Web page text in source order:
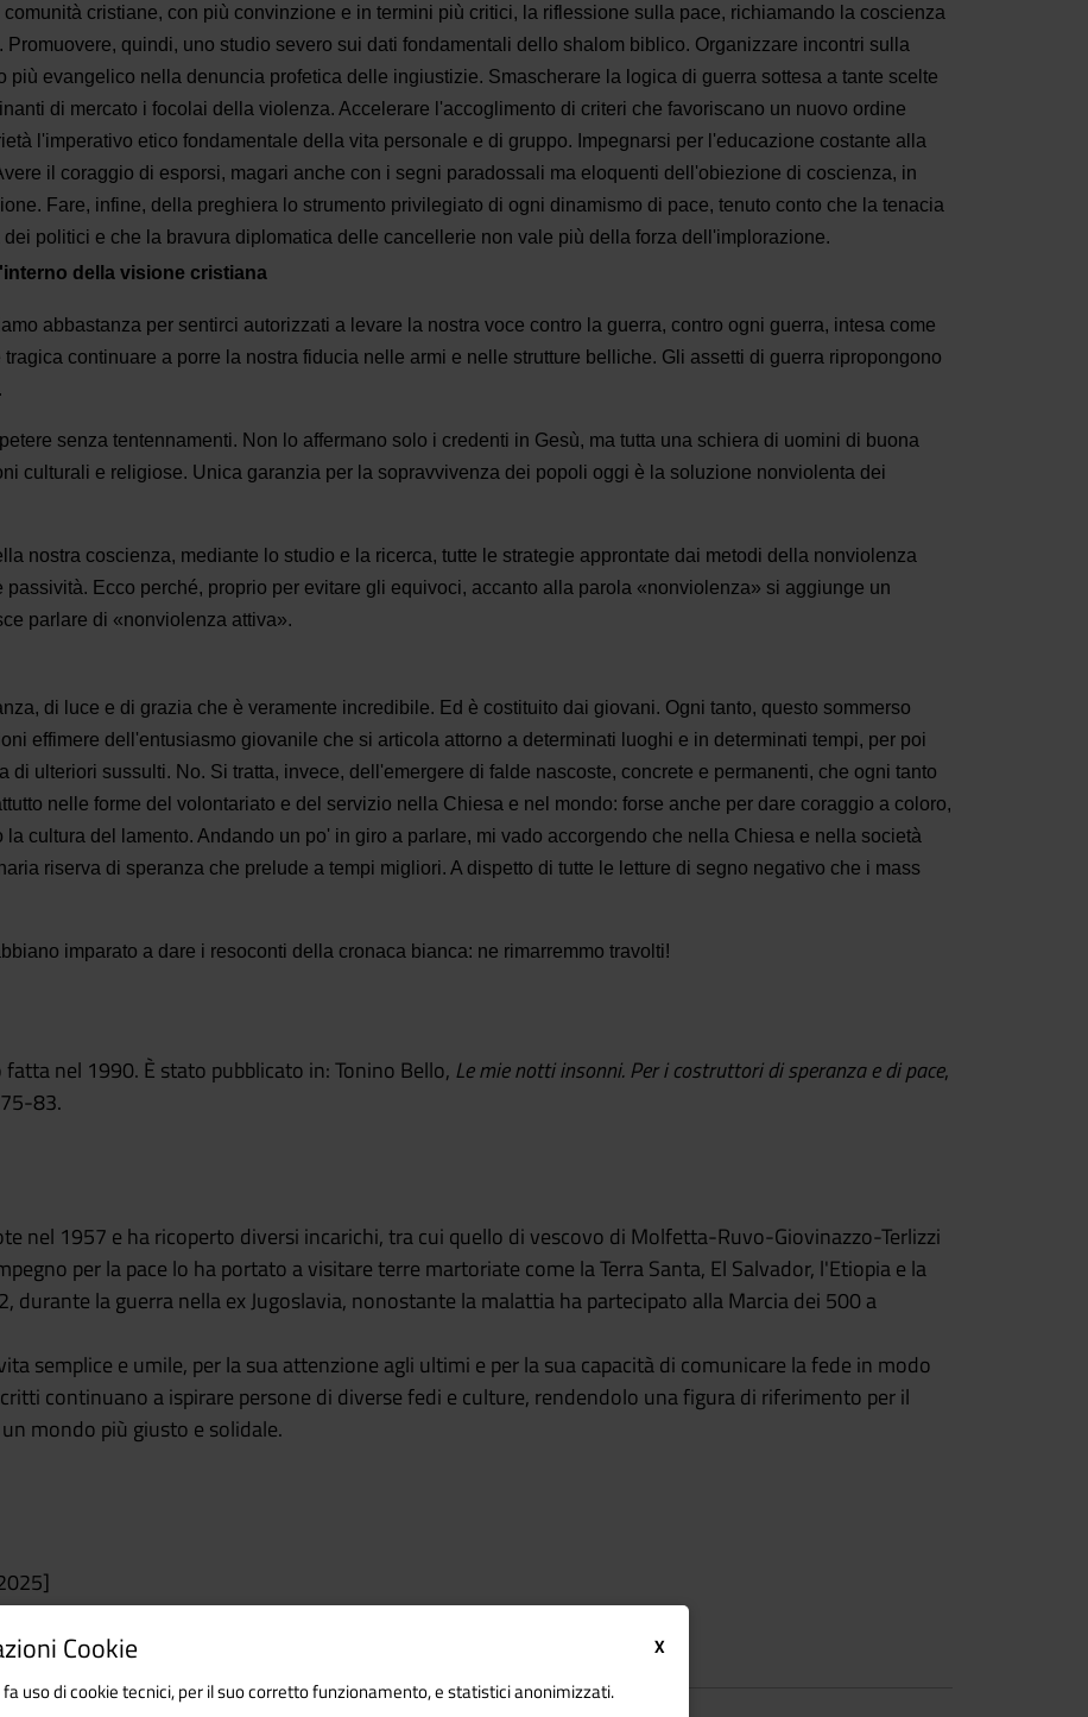
cristiane, con più convinzione e in termini più critici, la riflessione sulla pace, richiamando la coscienza
quindi, uno studio severo sui dati fondamentali dello shalom biblico. Organizzare incontri sulla
evangelico nella denuncia profetica delle ingiustizie. Smascherare la logica di guerra sottesa a tante scelte
di mercato i focolai della violenza. Accelerare l'accoglimento di criteri che favoriscano un nuovo ordine
l'imperativo etico fondamentale della vita personale e di gruppo. Impegnarsi per l'educazione costante alla
il coraggio di esporsi, magari anche con i segni paradossali ma eloquenti dell'obiezione di coscienza, in
Fare, infine, della preghiera lo strumento privilegiato di ogni dinamismo di pace, tenuto conto che la tenacia
politici e che la bravura diplomatica delle cancellerie non vale più della forza dell'implorazione.
della visione cristiana
abbastanza per sentirci autorizzati a levare la nostra voce contro la guerra, contro ogni guerra, intesa come
continuare a porre la nostra fiducia nelle armi e nelle strutture belliche. Gli assetti di guerra ripropongono
senza tentennamenti. Non lo affermano solo i credenti in Gesù, ma tutta una schiera di uomini di buona
culturali e religiose. Unica garanzia per la sopravvivenza dei popoli oggi è la soluzione nonviolenta dei
nostra coscienza, mediante lo studio e la ricerca, tutte le strategie approntate dai metodi della nonviolenza
Ecco perché, proprio per evitare gli equivoci, accanto alla parola «nonviolenza» si aggiunge un
parlare di «nonviolenza attiva».
di luce e di grazia che è veramente incredibile. Ed è costituito dai giovani. Ogni tanto, questo sommerso
effimere dell'entusiasmo giovanile che si articola attorno a determinati luoghi e in determinati tempi, per poi
di ulteriori sussulti. No. Si tratta, invece, dell'emergere di falde nascoste, concrete e permanenti, che ogni tanto
nelle forme del volontariato e del servizio nella Chiesa e nel mondo: forse anche per dare coraggio a coloro,
cultura del lamento. Andando un po' in giro a parlare, mi vado accorgendo che nella Chiesa e nella società
riserva di speranza che prelude a tempi migliori. A dispetto di tutte le letture di segno negativo che i mass
imparato a dare i resoconti della cronaca bianca: ne rimarremmo travolti!
nel 1990. È stato pubblicato in: Tonino Bello, Le mie notti insonni. Per i costruttori di speranza e di pace,
83.
nel 1957 e ha ricoperto diversi incarichi, tra cui quello di vescovo di Molfetta-Ruvo-Giovinazzo-Terlizzi
per la pace lo ha portato a visitare terre martoriate come la Terra Santa, El Salvador, l'Etiopia e la
durante la guerra nella ex Jugoslavia, nonostante la malattia ha partecipato alla Marcia dei 500 a
semplice e umile, per la sua attenzione agli ultimi e per la sua capacità di comunicare la fede in modo
continuano a ispirare persone di diverse fedi e culture, rendendolo una figura di riferimento per il
mondo più giusto e solidale.
X
Cookie
uso di cookie tecnici, per il suo corretto funzionamento, e statistici anonimizzati.